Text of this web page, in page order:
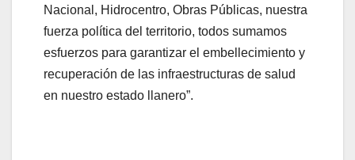
Nacional, Hidrocentro, Obras Públicas, nuestra
fuerza política del territorio, todos sumamos
esfuerzos para garantizar el embellecimiento y
recuperación de las infraestructuras de salud
en nuestro estado llanero”.